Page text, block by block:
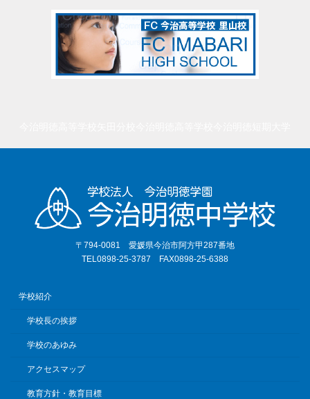
〒794-0081 愛媛県今治市阿方甲287番地
TEL0898-25-3787 FAX0898-25-6388
学校紹介
学校長の挨拶
学校のあゆみ
アクセスマップ
教育方針・教育目標